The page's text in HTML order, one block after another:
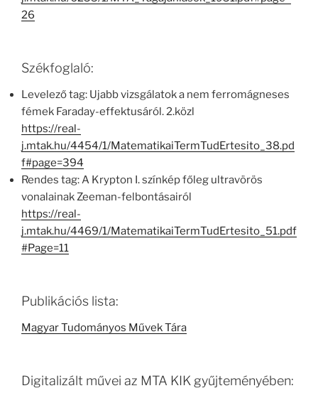
26
Székfoglaló:
Levelező tag: Ujabb vizsgálatok a nem ferromágneses
fémek Faraday-effektusáról. 2.közl
https://real-
j.mtak.hu/4454/1/MatematikaiTermTudErtesito_38.pd
f#page=394
Rendes tag: A Krypton I. színkép főleg ultravörös
vonalainak Zeeman-felbontásairól
https://real-
j.mtak.hu/4469/1/MatematikaiTermTudErtesito_51.pdf
#Page=11
Publikációs lista:
Magyar Tudományos Művek Tára
Digitalizált művei az MTA KIK gyűjteményében: